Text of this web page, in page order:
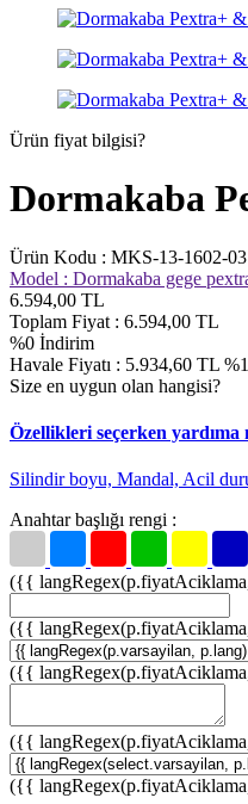
Ürün fiyat bilgisi?
Dormakaba
Ürün Kodu : MKS-13-1602-03
Model : Dormakaba gege
6.594,00 TL
Toplam Fiyat : 6.594,00 TL
%0 İndirim
Havale Fiyatı : 5.934,60 TL
Size en uygun olan hangisi?
Özellikleri seçerken yardıma
Silindir boyu, Mandal, Acil
Anahtar başlığı rengi :
({{
({{
({{
({{
({{